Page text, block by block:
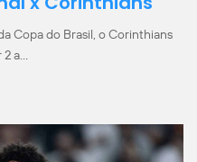
Copa do Brasil, o Corinthians
a…